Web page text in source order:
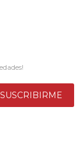
SUSCRIBIRME